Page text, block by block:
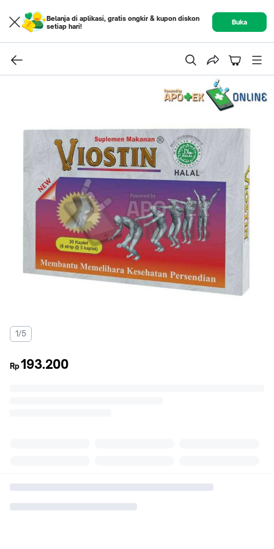
Belanja di aplikasi, gratis ongkir & kupon diskon
setiap hari!
Buka
1/5
Rp193.200